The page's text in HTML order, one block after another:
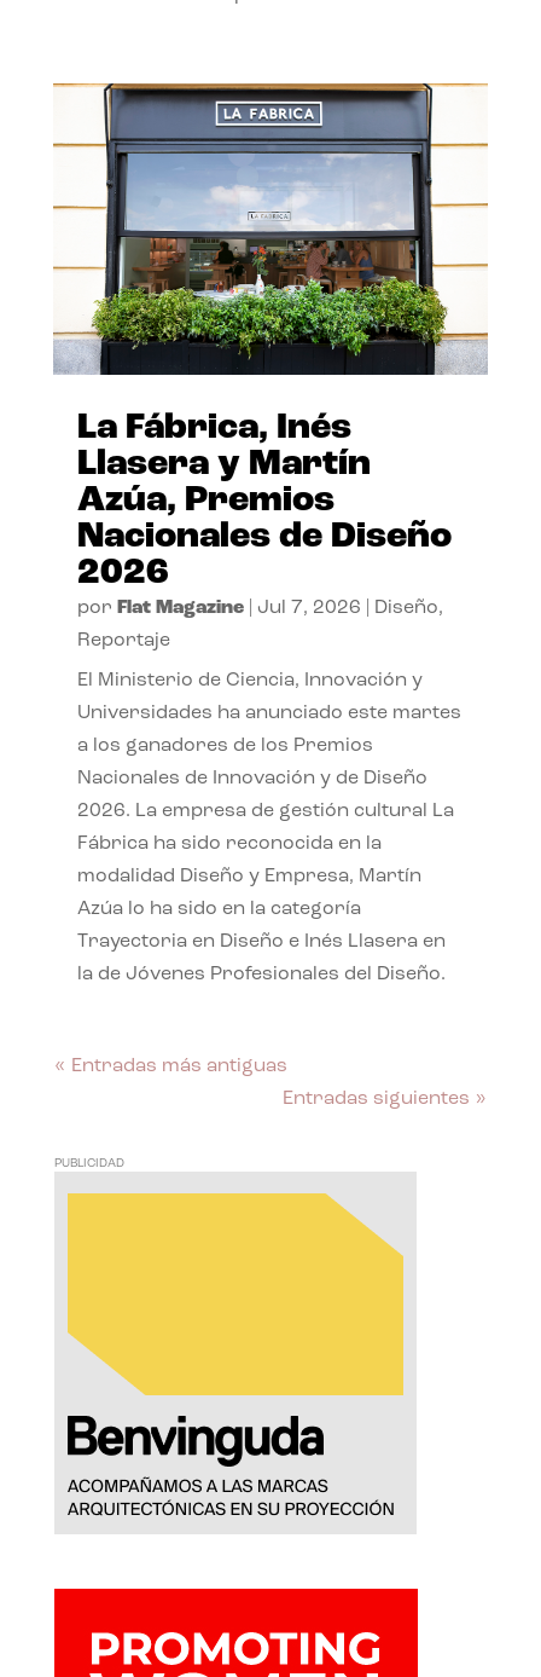
La Fábrica, Inés
Llasera y Martín
Azúa, Premios
Nacionales de Diseño
2026
por Flat Magazine| Jul 7, 2026 Diseño,
Reportaje
El Ministerio de Ciencia, Innovación y
Universidades ha anunciado este martes
a los ganadores de los Premios
Nacionales de Innovación y de Diseño
2026. La empresa de gestión cultural La
Fábrica ha sido reconocida en la
modalidad Diseño y Empresa, Martín
Azúa lo ha sido en la categoría
Trayectoria en Diseño e Inés Llasera en
la de Jóvenes Profesionales del Diseño.
« Entradas más antiguas
Entradas siguientes »
PUBLICIDAD